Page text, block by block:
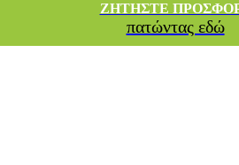
ΖΗΤΗΣΤΕ
πατώντας εδώ